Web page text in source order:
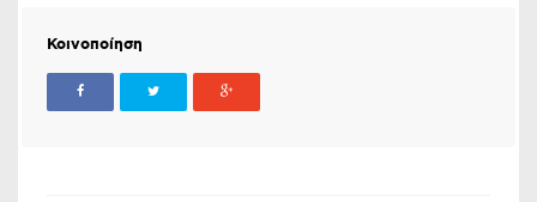
Κοινοποίηση